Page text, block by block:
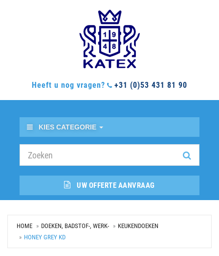
Heeft u nog vragen? +31 (0)53 431 81 90
KIES CATEGORIE
UW OFFERTE AANVRAAG
HOME DOEKEN, BADSTOF-, WERK-
KEUKENDOEKEN
HONEY GREY KD